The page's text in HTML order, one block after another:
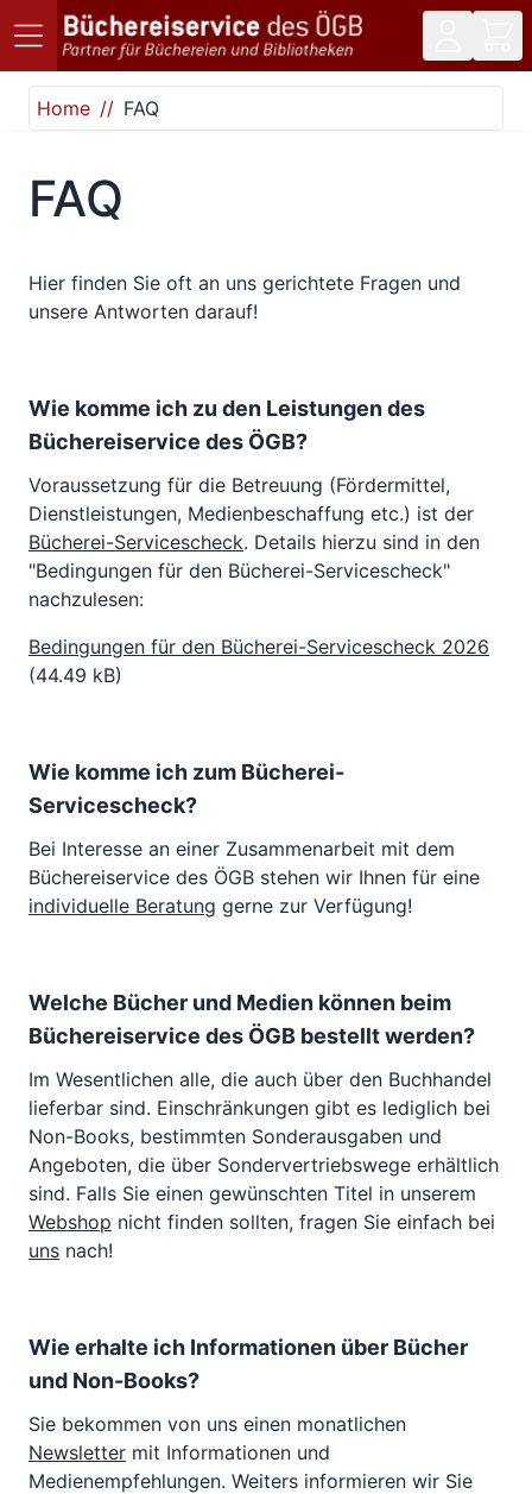
Direkt zum Inhalt
Home
FAQ
FAQ
Hier finden Sie oft an uns gerichtete Fragen und
unsere Antworten darauf!
Wie komme ich zu den Leistungen des
Büchereiservice des ÖGB?
Voraussetzung für die Betreuung (Fördermittel,
Dienstleistungen, Medienbeschaffung etc.) ist der
Bücherei-Servicescheck. Details hierzu sind in den
"Bedingungen für den Bücherei-Servicescheck"
nachzulesen:
Bedingungen für den Bücherei-Servicescheck 2026
(44.49 kB)
Wie komme ich zum Bücherei-
Servicescheck?
Bei Interesse an einer Zusammenarbeit mit dem
Büchereiservice des ÖGB stehen wir Ihnen für eine
individuelle Beratung gerne zur Verfügung!
Welche Bücher und Medien können beim
Büchereiservice des ÖGB bestellt werden?
Im Wesentlichen alle, die auch über den Buchhandel
lieferbar sind. Einschränkungen gibt es lediglich bei
Non-Books, bestimmten Sonderausgaben und
Angeboten, die über Sondervertriebswege erhältlich
sind. Falls Sie einen gewünschten Titel in unserem
Webshop nicht finden sollten, fragen Sie einfach bei
uns nach!
Wie erhalte ich Informationen über Bücher
und Non-Books?
Sie bekommen von uns einen monatlichen
Newsletter mit Informationen und
Medienempfehlungen. Weiters informieren wir Sie